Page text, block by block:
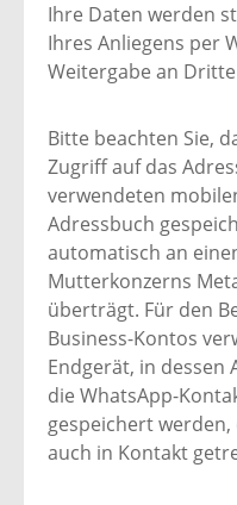
Ihre Daten werden
Ihres Anliegens per
Weitergabe an
Bitte beachten Sie,
Zugriff auf das
verwendeten
Adressbuch
automatisch an
Mutterkonzerns
überträgt. Für den
Business-Kontos
Endgerät, in dessen
die WhatsApp-
gespeichert
auch in Kontakt